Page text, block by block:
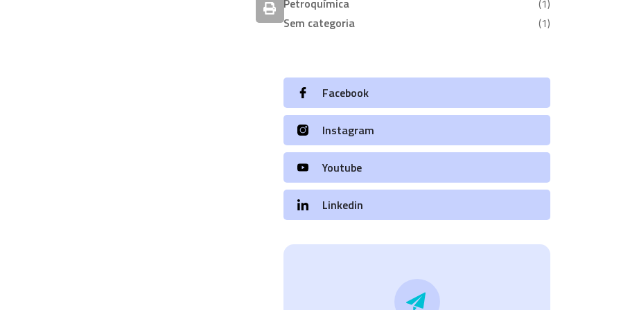
Petroquímica
(1)
Sem categoria
(1)
Facebook
Instagram
Youtube
Linkedin